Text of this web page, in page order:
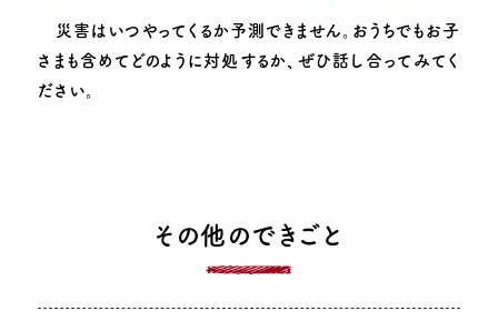
災害はいつやってくるか予測できません。おうちでもお子
さまも含めてどのように対処するか、ぜひ話し合ってみてく
ださい。
その他のできごと